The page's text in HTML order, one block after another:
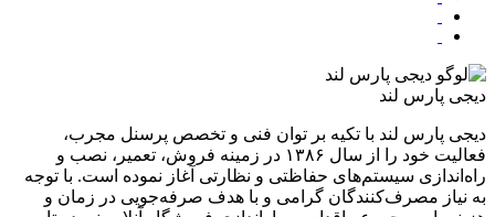
دیجی پارس لند
دیجی پارس لند با تکیه بر توان فنی و تخصص پرسنل مجرب،
فعالیت خود را از سال ۱۳۸۶ در زمینه فروش، تعمیر، نصب و
راه‌اندازی سیستم‌های حفاظتی و نظارتی آغاز نموده است. با توجه
به نیاز مصرف‌کنندگان گرامی و با هدف صرفه‌جویی در زمان و